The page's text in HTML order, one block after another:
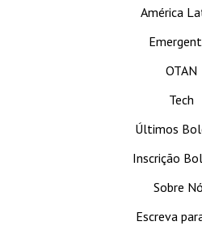
América
OTAN
Tech
Últimos
Inscrição
Sobre
Escreva